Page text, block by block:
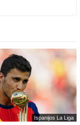
Ispanijos La Liga